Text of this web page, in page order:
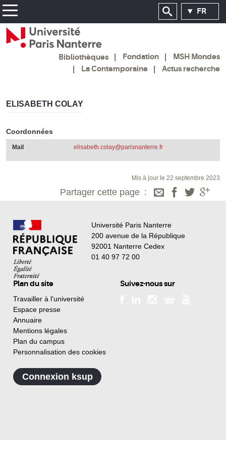
FR
Bibliothèques Fondation
MSH Mondes
La Contemporaine
Actus recherche
ELISABETH COLAY
Coordonnées
Mail elisabeth.colay@parisnanterre.fr
Mis à jour le 22 septembre 2023
Partager cette page
Université Paris Nanterre
200 avenue de la République
92001 Nanterre Cedex
01 40 97 72 00
Plan du site
Travailler à l'université
Espace presse
Annuaire
Mentions légales
Plan du campus
Personnalisation des cookies
Suivez-nous sur
Connexion ksup